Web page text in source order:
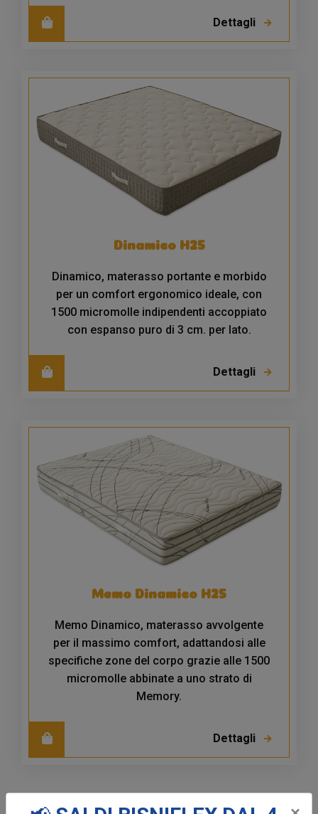
Dettagli
Dinamico H25
Dinamico, materasso portante e morbido
per un comfort ergonomico ideale, con
1500 micromolle indipendenti accoppiato
con espanso puro di 3 cm. per lato.
Dettagli
Memo Dinamico H25
Memo Dinamico, materasso avvolgente
per il massimo comfort, adattandosi alle
specifiche zone del corpo grazie alle 1500
micromolle abbinate a uno strato di
Memory.
Dettagli